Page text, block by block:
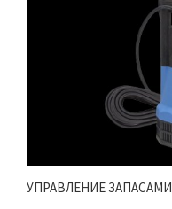
УПРАВЛЕНИЕ ЗАПАСАМИ